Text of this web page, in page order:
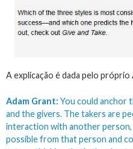
A explicação é dada pelo
Adam Grant: You could anchor
and the givers. The takers are
interaction with another person,
possible from that person and